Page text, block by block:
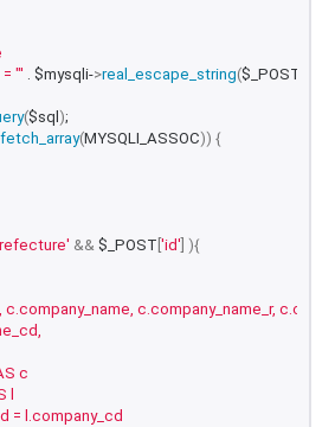
"'
. $mysqli->real_escape_string($_POST
($sql );
fetch_array(MYSQLI_ASSOC)) {
&& $_POST 'id' ){
c.company_name, c.company_name_r,
c
l
= l.company_cd